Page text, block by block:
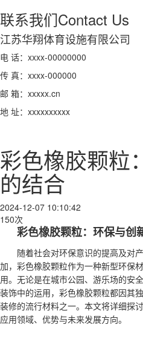
联系我们Contact Us
江苏华翔体育设施有限公司
电 话：xxxx-00000000
传 真：xxxx-000000
邮 箱：xxxxx.cn
地 址：xxxxxxxxxx
彩色橡胶颗粒
的结合
2024-12-07 10:10:42
150次
彩色橡胶颗粒：环保与创
随着社会对环保意识的提高及对
加，彩色橡胶颗粒作为一种新型环保
用。无论是在城市公园、游乐场的安
装饰中的运用，彩色橡胶颗粒都因其
装修的流行材料之一。本文将详细探
应用领域、优势与未来发展方向。